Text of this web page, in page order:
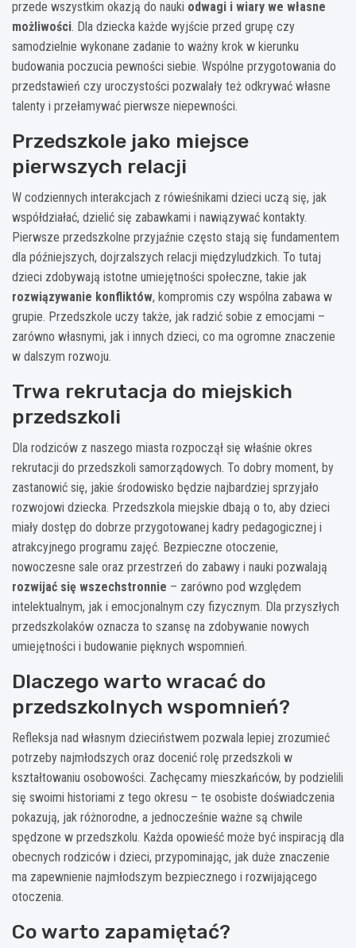
przede wszystkim okazją do nauki odwagi i wiary we własne
możliwości. Dla dziecka każde wyjście przed grupę czy
samodzielnie wykonane zadanie to ważny krok w kierunku
budowania poczucia pewności siebie. Wspólne przygotowania do
przedstawień czy uroczystości pozwalały też odkrywać własne
talenty i przełamywać pierwsze niepewności.
Przedszkole jako miejsce
pierwszych relacji
W codziennych interakcjach z rówieśnikami dzieci uczą się, jak
współdziałać, dzielić się zabawkami i nawiązywać kontakty.
Pierwsze przedszkolne przyjaźnie często stają się fundamentem
dla późniejszych, dojrzalszych relacji międzyludzkich. To tutaj
dzieci zdobywają istotne umiejętności społeczne, takie jak
rozwiązywanie konfliktów, kompromis czy wspólna zabawa w
grupie. Przedszkole uczy także, jak radzić sobie z emocjami –
zarówno własnymi, jak i innych dzieci, co ma ogromne znaczenie
w dalszym rozwoju.
Trwa rekrutacja do miejskich
przedszkoli
Dla rodziców z naszego miasta rozpoczął się właśnie okres
rekrutacji do przedszkoli samorządowych. To dobry moment, by
zastanowić się, jakie środowisko będzie najbardziej sprzyjało
rozwojowi dziecka. Przedszkola miejskie dbają o to, aby dzieci
miały dostęp do dobrze przygotowanej kadry pedagogicznej i
atrakcyjnego programu zajęć. Bezpieczne otoczenie,
nowoczesne sale oraz przestrzeń do zabawy i nauki pozwalają
rozwijać się wszechstronnie – zarówno pod względem
intelektualnym, jak i emocjonalnym czy fizycznym. Dla przyszłych
przedszkolaków oznacza to szansę na zdobywanie nowych
umiejętności i budowanie pięknych wspomnień.
Dlaczego warto wracać do
przedszkolnych wspomnień?
Refleksja nad własnym dzieciństwem pozwala lepiej zrozumieć
potrzeby najmłodszych oraz docenić rolę przedszkoli w
kształtowaniu osobowości. Zachęcamy mieszkańców, by podzielili
się swoimi historiami z tego okresu – te osobiste doświadczenia
pokazują, jak różnorodne, a jednocześnie ważne są chwile
spędzone w przedszkolu. Każda opowieść może być inspiracją dla
obecnych rodziców i dzieci, przypominając, jak duże znaczenie
ma zapewnienie najmłodszym bezpiecznego i rozwijającego
otoczenia.
Co warto zapamiętać?